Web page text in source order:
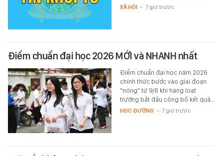
XÃ HỘI - 7 giờ trước
Điểm chuẩn đại học 2026 MỚI và NHANH nhất
Điểm chuẩn đại học năm 2026
chính thức bước vào giai đoạn
"nóng" từ 9/8 khi hàng loạt
trường bắt đầu công bố kết quả…
HỌC ĐƯỜNG - 7 giờ trước